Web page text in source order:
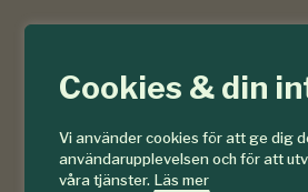
Cookies & din
Vi använder cookies för att ge dig
användarupplevelsen och för att
våra tjänster. Läs mer